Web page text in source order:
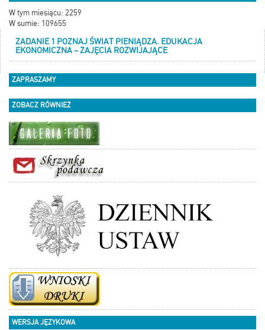
W tym miesiącu: 2259
W sumie: 109655
ZADANIE 1 POZNAJ ŚWIAT PIENIĄDZA. EDUKACJA
EKONOMICZNA – ZAJĘCIA ROZWIJAJĄCE
ZAPRASZAMY
ZOBACZ RÓWNIEŻ
WERSJA JĘZYKOWA